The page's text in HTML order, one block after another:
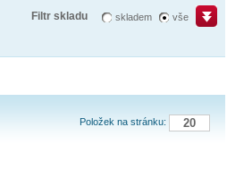
Filtr skladu skladem vše
Položek na stránku: